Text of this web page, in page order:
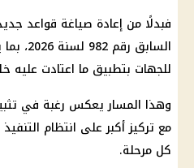
فبدلًا من إعادة صياغة قواعد
السابق
للجهات بتطبيق ما اعتادت عليه
وهذا المسار يعكس رغبة في
مع تركيز أكبر على انتظام
كل مرحلة.